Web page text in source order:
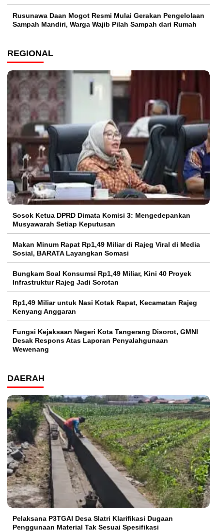
Rusunawa Daan Mogot Resmi Mulai Gerakan Pengelolaan
Sampah Mandiri, Warga Wajib Pilah Sampah dari Rumah
REGIONAL
Sosok Ketua DPRD Dimata Komisi 3: Mengedepankan
Musyawarah Setiap Keputusan
Makan Minum Rapat Rp1,49 Miliar di Rajeg Viral di Media
Sosial, BARATA Layangkan Somasi
Bungkam Soal Konsumsi Rp1,49 Miliar, Kini 40 Proyek
Infrastruktur Rajeg Jadi Sorotan
Rp1,49 Miliar untuk Nasi Kotak Rapat, Kecamatan Rajeg
Kenyang Anggaran
Fungsi Kejaksaan Negeri Kota Tangerang Disorot, GMNI
Desak Respons Atas Laporan Penyalahgunaan
Wewenang
DAERAH
Pelaksana P3TGAI Desa Slatri Klarifikasi Dugaan
Penggunaan Material Tak Sesuai Spesifikasi